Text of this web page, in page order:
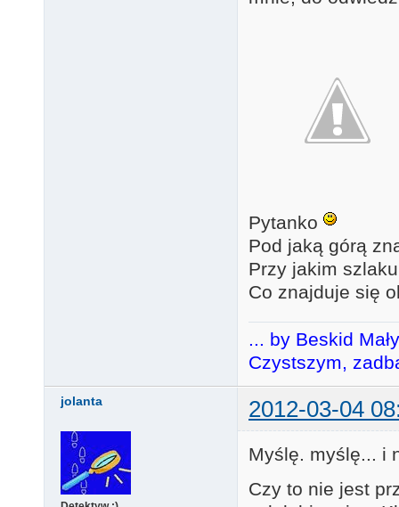
Pytanko
Pod jaką górą
Przy jakim
Co znajduje się
... by Beskid
Czystszym,
jolanta 2012-03-04
Myślę. myślę... i
Czy to nie jest